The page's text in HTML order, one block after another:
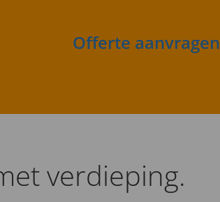
Offerte aanvragen
verdieping.